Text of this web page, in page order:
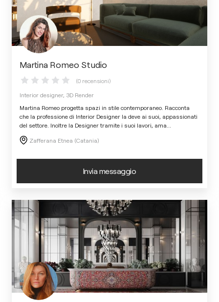
Martina Romeo Studio
(0 recensioni)
Interior designer, 3D Render
Martina Romeo progetta spazi in stile contemporaneo. Racconta
che la professione di Interior Designer la deve ai suoi, appassionati
del settore. Inoltre la Designer tramite i suoi lavori, ama
Zafferana Etnea (Catania)
Invia messaggio